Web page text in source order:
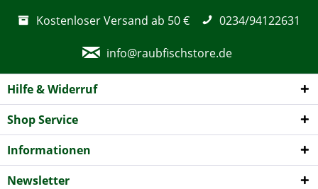
Kostenloser Versand ab 50 € 0234/94122631
info@raubfischstore.de
Hilfe & Widerruf
Shop Service
Informationen
Newsletter